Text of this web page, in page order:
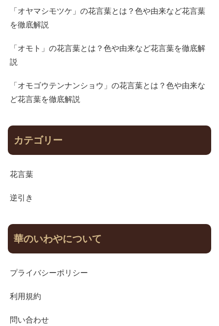
「オヤマシモツケ」の花言葉とは？色や由来など花言葉
を徹底解説
「オモト」の花言葉とは？色や由来など花言葉を徹底解
説
「オモゴウテンナンショウ」の花言葉とは？色や由来な
ど花言葉を徹底解説
カテゴリー
花言葉
逆引き
華のいわやについて
プライバシーポリシー
利用規約
問い合わせ